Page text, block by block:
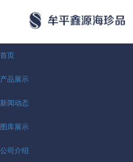
首页
产品展示
新闻动态
图库展示
公司介绍